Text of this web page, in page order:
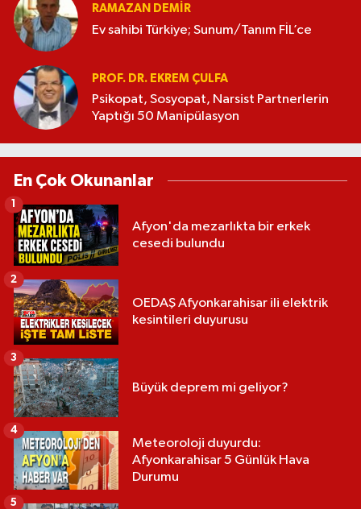
RAMAZAN DEMİR
Ev sahibi Türkiye; Sunum/Tanım FİL’ce
PROF. DR. EKREM ÇULFA
Psikopat, Sosyopat, Narsist Partnerlerin
Yaptığı 50 Manipülasyon
En Çok Okunanlar
Afyon'da mezarlıkta bir erkek
cesedi bulundu
1
OEDAŞ Afyonkarahisar ili elektrik
kesintileri duyurusu
2
Büyük deprem mi geliyor?
3
Meteoroloji duyurdu:
Afyonkarahisar 5 Günlük Hava
Durumu
4
5